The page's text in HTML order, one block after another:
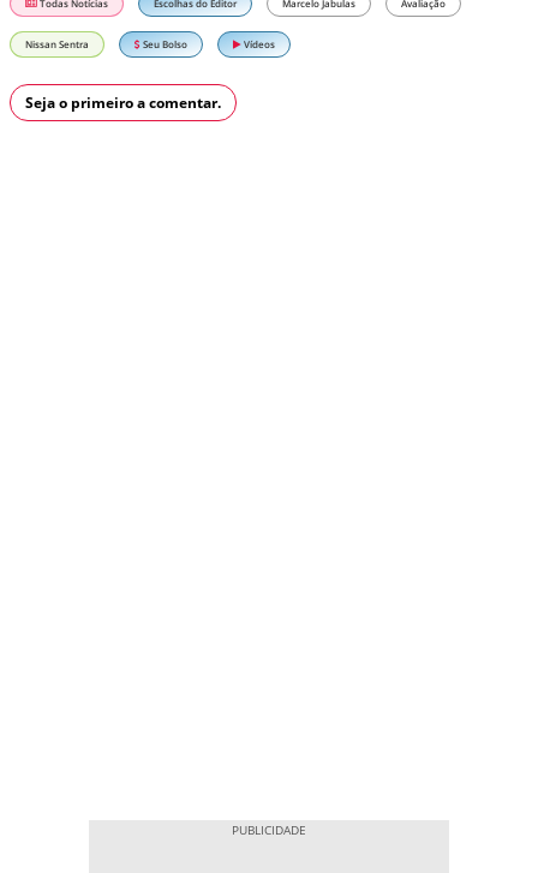
Todas Notícias Escolhas do Editor Marcelo Jabulas Avaliação
Nissan Sentra Seu Bolso Vídeos
Seja o primeiro a comentar.